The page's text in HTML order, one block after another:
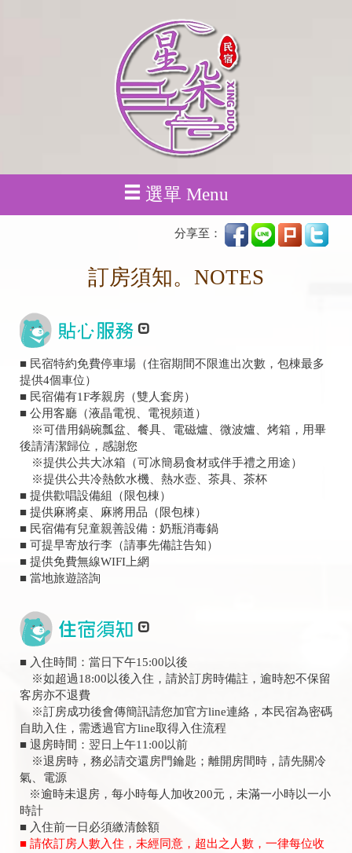
選單 Menu
分享至：
訂房須知。NOTES
■ 民宿特約免費停車場（住宿期間不限進出次數，包棟最多
提供4個車位）
■ 民宿備有1F孝親房（雙人套房）
■ 公用客廳（液晶電視、電視頻道）
※可借用鍋碗瓢盆、餐具、電磁爐、微波爐、烤箱，用畢
後請清潔歸位，感謝您
※提供公共大冰箱（可冰簡易食材或伴手禮之用途）
※提供公共冷熱飲水機、熱水壺、茶具、茶杯
■ 提供歡唱設備組（限包棟）
■ 提供麻將桌、麻將用品（限包棟）
■ 民宿備有兒童親善設備：奶瓶消毒鍋
■ 可提早寄放行李（請事先備註告知）
■ 提供免費無線WIFI上網
■ 當地旅遊諮詢
■ 入住時間：當日下午15:00以後
※如超過18:00以後入住，請於訂房時備註，逾時恕不保留
客房亦不退費
※訂房成功後會傳簡訊請您加官方line連絡，本民宿為密碼
自助入住，需透過官方line取得入住流程
■ 退房時間：翌日上午11:00以前
※退房時，務必請交還房門鑰匙；離開房間時，請先關冷
氣、電源
※逾時未退房，每小時每人加收200元，未滿一小時以一小
時計
■ 入住前一日必須繳清餘額
■ 請依訂房人數入住，未經同意，超出之人數，一律每位收